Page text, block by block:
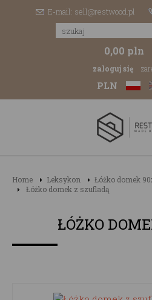
E-mail: sell@restwood.pl
0,00 pln
zaloguj się
PLN
Home Leksykon
Łóżko domek
Łóżko domek z szufladą
ŁÓŻKO